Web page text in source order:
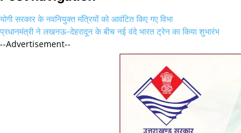
योगी सरकार के नवनियुक्त मंत्रियों को आवंटित किए गए विभा
प्रधानमंत्री ने लखनऊ-देहरादून के बीच नई वंदे भारत ट्रेन का किया शुभारंभ
--Advertisement--